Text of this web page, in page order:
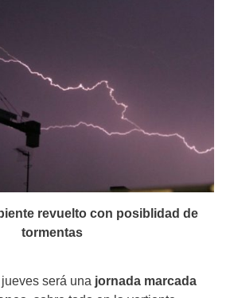
revuelto con posiblidad de
tormentas
será una jornada marcada